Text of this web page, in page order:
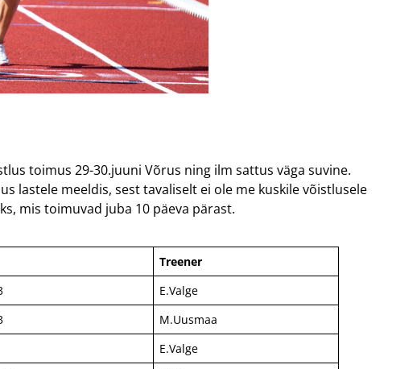
toimus 29-30.juuni Võrus ning ilm sattus väga suvine.
lastele meeldis, sest tavaliselt ei ole me kuskile võistlusele
mis toimuvad juba 10 päeva pärast.
Treener
E.Valge
M.Uusmaa
E.Valge